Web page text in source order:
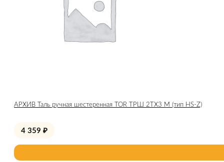
АРХИВ Таль ручная шестеренная TOR ТРШ 2ТХ3 М (тип HS-Z)
4 359 ₽